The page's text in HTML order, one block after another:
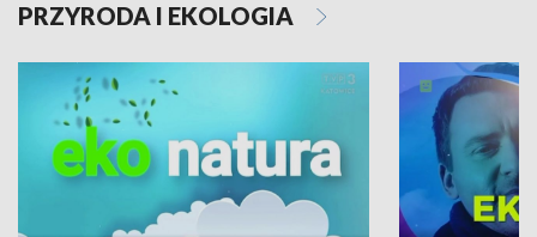
PRZYRODA I EKOLOGIA